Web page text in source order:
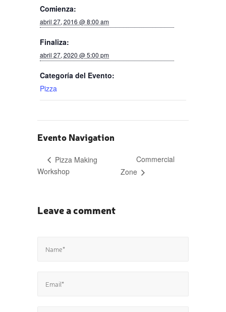
Comienza:
abril 27, 2016 @ 8:00 am
Finaliza:
abril 27, 2020 @ 5:00 pm
Categoría del Evento:
Pizza
Evento Navigation
Pizza Making
Workshop
Commercial
Zone
Leave a comment